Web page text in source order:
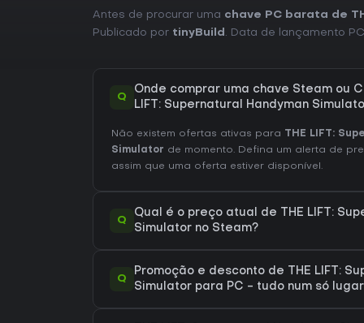
Antes de procurar uma chave PC barata de
Publicado por tinyBuild . Data de lançamento
Q
Onde comprar uma chave Steam ou
LIFT: Supernatural Handyman
Não existem ofertas ativas para THE LIFT:
Simulator de momento. Defina um alerta de
assim que uma oferta estiver disponível.
Q
Qual é o preço atual de THE LIFT:
Simulator no Steam?
Q
Promoção e desconto de THE LIFT:
Simulator para PC - tudo num só lugar